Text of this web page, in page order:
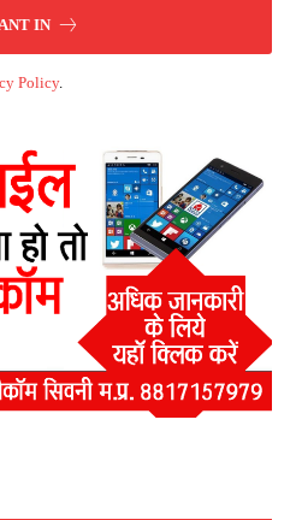
IN
Policy.